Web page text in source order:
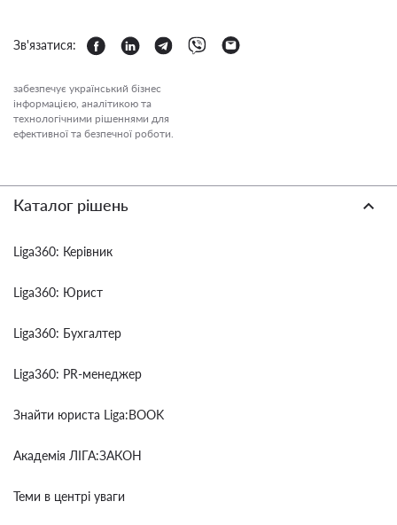
Зв'язатися:
забезпечує український бізнес
інформацією, аналітикою та
технологічними рішеннями для
ефективної та безпечної роботи.
Каталог рішень
Liga360: Керівник
Liga360: Юрист
Liga360: Бухгалтер
Liga360: PR-менеджер
Знайти юриста Liga:BOOK
Академія ЛІГА:ЗАКОН
Теми в центрі уваги